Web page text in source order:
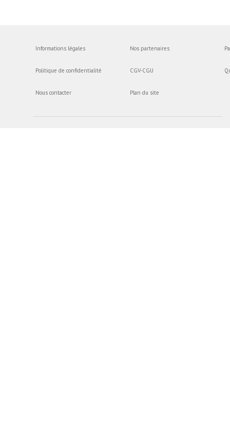
Informations légales
Politique de confidentialité
Nous contacter
Nos partenaires
CGV-CGU
Plan du site